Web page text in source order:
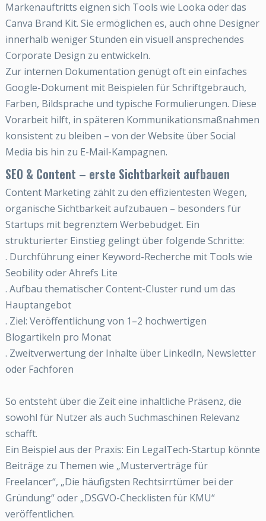
Markenauftritts eignen sich Tools wie Looka oder das
Canva Brand Kit. Sie ermöglichen es, auch ohne Designer
innerhalb weniger Stunden ein visuell ansprechendes
Corporate Design zu entwickeln.
Zur internen Dokumentation genügt oft ein einfaches
Google-Dokument mit Beispielen für Schriftgebrauch,
Farben, Bildsprache und typische Formulierungen. Diese
Vorarbeit hilft, in späteren Kommunikationsmaßnahmen
konsistent zu bleiben – von der Website über Social
Media bis hin zu E-Mail-Kampagnen.
SEO & Content – erste Sichtbarkeit aufbauen
Content Marketing zählt zu den effizientesten Wegen,
organische Sichtbarkeit aufzubauen – besonders für
Startups mit begrenztem Werbebudget. Ein
strukturierter Einstieg gelingt über folgende Schritte:
. Durchführung einer Keyword-Recherche mit Tools wie
Seobility oder Ahrefs Lite
. Aufbau thematischer Content-Cluster rund um das
Hauptangebot
. Ziel: Veröffentlichung von 1–2 hochwertigen
Blogartikeln pro Monat
. Zweitverwertung der Inhalte über LinkedIn, Newsletter
oder Fachforen
So entsteht über die Zeit eine inhaltliche Präsenz, die
sowohl für Nutzer als auch Suchmaschinen Relevanz
schafft.
Ein Beispiel aus der Praxis: Ein LegalTech-Startup könnte
Beiträge zu Themen wie „Musterverträge für
Freelancer“, „Die häufigsten Rechtsirrtümer bei der
Gründung“ oder „DSGVO-Checklisten für KMU“
veröffentlichen.